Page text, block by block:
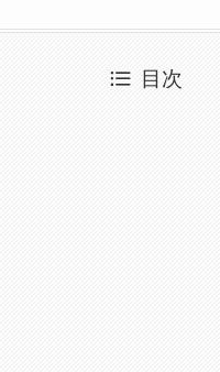
目次